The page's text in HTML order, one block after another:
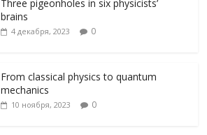
Three pigeonholes in six physicists’
brains
4 декабря, 2023 0
From classical physics to quantum
mechanics
10 ноября, 2023 0